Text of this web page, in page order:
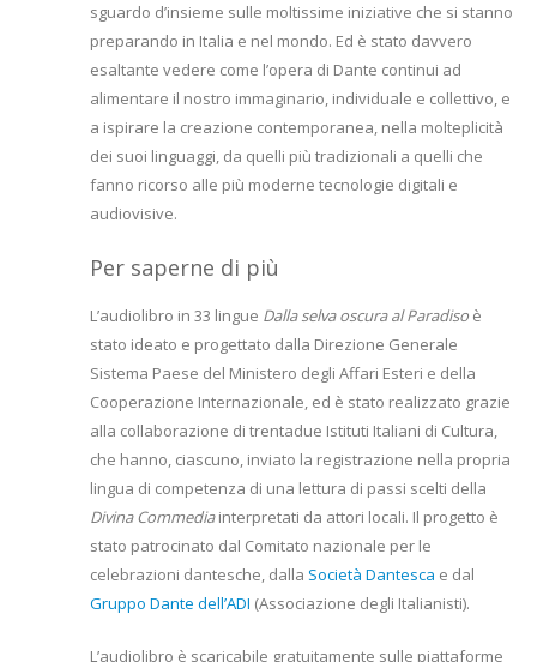
sguardo d’insieme sulle moltissime iniziative che si stanno
preparando in Italia e nel mondo. Ed è stato davvero
esaltante vedere come l’opera di Dante continui ad
alimentare il nostro immaginario, individuale e collettivo, e
a ispirare la creazione contemporanea, nella molteplicità
dei suoi linguaggi, da quelli più tradizionali a quelli che
fanno ricorso alle più moderne tecnologie digitali e
audiovisive.
Per saperne di più
L’audiolibro in 33 lingue Dalla selva oscura al Paradiso è
stato ideato e progettato dalla Direzione Generale
Sistema Paese del Ministero degli Affari Esteri e della
Cooperazione Internazionale, ed è stato realizzato grazie
alla collaborazione di trentadue Istituti Italiani di Cultura,
che hanno, ciascuno, inviato la registrazione nella propria
lingua di competenza di una lettura di passi scelti della
Divina Commediainterpretati da attori locali. Il progetto è
stato patrocinato dal Comitato nazionale per le
celebrazioni dantesche, dalla Società Dantesca e dal
Gruppo Dante dell’ADI (Associazione degli Italianisti).
L’audiolibro è scaricabile gratuitamente sulle piattaforme